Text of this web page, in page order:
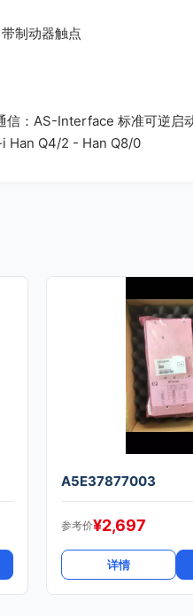
制动器触点
：AS-Interface 标准可逆启
Han Q4/2 - Han Q8/0
A5E37877003
参考价¥2,697
详情